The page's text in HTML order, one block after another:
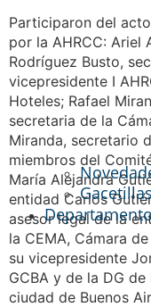
Participaron del
por la AHRCC: Ariel
Rodríguez Busto,
vicepresidente I
Hoteles; Rafael
secretaria de la
Miranda, secretario
miembros del
María Alejandra
entidad Carlos
asesor legal de la
la CEMA, Cámara
su vicepresidente
GCBA y de la DG
ciudad de Buenos